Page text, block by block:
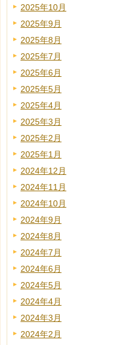
2025年10月
2025年9月
2025年8月
2025年7月
2025年6月
2025年5月
2025年4月
2025年3月
2025年2月
2025年1月
2024年12月
2024年11月
2024年10月
2024年9月
2024年8月
2024年7月
2024年6月
2024年5月
2024年4月
2024年3月
2024年2月